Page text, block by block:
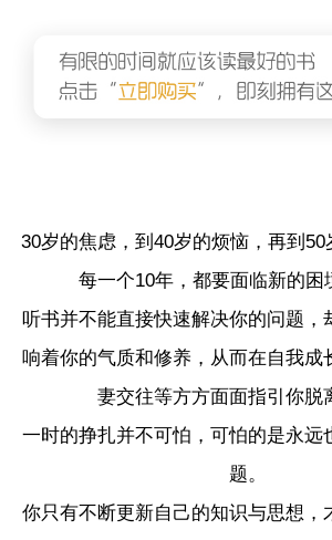
30岁的焦虑，到40岁的烦恼，再到
每一个10年，都要面临新的困
听书并不能直接快速解决你的问题，
响着你的气质和修养，从而在自我成
妻交往等方方面面指引你脱
一时的挣扎并不可怕，可怕的是永远
题。
你只有不断更新自己的知识与思想，